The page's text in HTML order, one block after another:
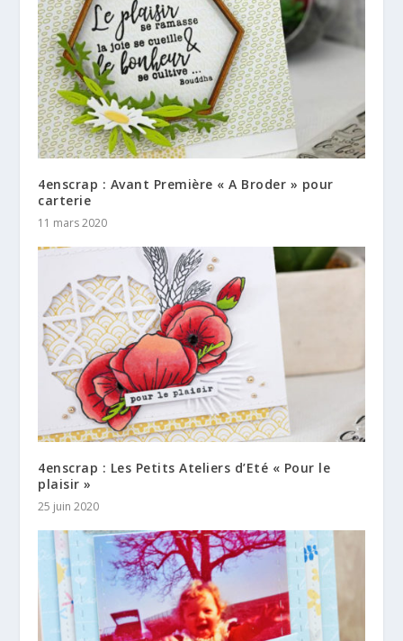
4enscrap : Avant Première « A Broder » pour
carterie
11 mars 2020
4enscrap : Les Petits Ateliers d’Eté « Pour le
plaisir »
25 juin 2020